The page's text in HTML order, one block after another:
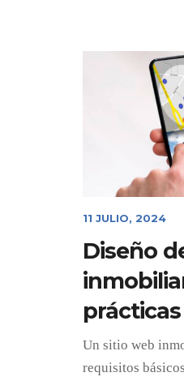
11 JULIO, 2024
Diseño
Un sitio web
requisitos